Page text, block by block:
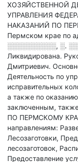
ХОЗЯЙСТВЕННОЙ
УПРАВЛЕНИЯ
НАКАЗАНИЙ ПО
Пермском крае по
░░░░░░░░░░, ░.
Ликвидирована.
Дмитриевич.
Деятельность по
исправительных
а также по
заключенным,
ПО ПЕРМСКОМУ
направлениям:
Лесозаготовки,
лесозаготовок,
Предоставление